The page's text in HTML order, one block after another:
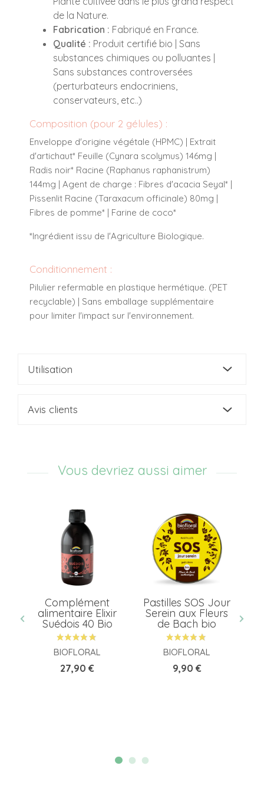
de la Nature.
Fabrication : Fabriqué en France.
Qualité : Produit certifié bio | Sans
substances chimiques ou polluantes |
Sans substances controversées
(perturbateurs endocriniens,
conservateurs, etc..)
Composition (pour 2 gélules) :
Enveloppe d'origine végétale (HPMC) | Extrait
d'artichaut* Feuille (Cynara scolymus) 146mg |
Radis noir* Racine (Raphanus raphanistrum)
144mg | Agent de charge : Fibres d'acacia Seyal* |
Pissenlit Racine (Taraxacum officinale) 80mg |
Fibres de pomme* | Farine de coco*
*Ingrédient issu de l'Agriculture Biologique.
Conditionnement :
Pilulier refermable en plastique hermétique. (PET
recyclable) | Sans emballage supplémentaire
pour limiter l'impact sur l'environnement.
Utilisation
Avis clients
Vous devriez aussi aimer
Complément
alimentaire Elixir
Suédois 40 Bio
BIOFLORAL
Prix
27,90 €
Pastilles SOS Jour
Serein aux Fleurs
de Bach bio
BIOFLORAL
Prix
9,90 €